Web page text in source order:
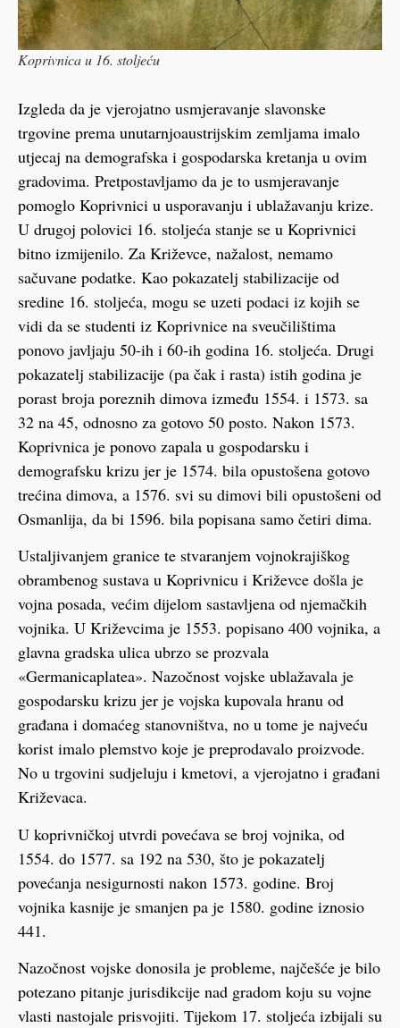
Koprivnica u 16. stoljeću
Izgleda da je vjerojatno usmjeravanje slavonske
trgovine prema unutarnjoaustrijskim zemljama imalo
utjecaj na demografska i gospodarska kretanja u ovim
gradovima. Pretpostavljamo da je to usmjeravanje
pomoglo Koprivnici u usporavanju i ublažavanju krize.
U drugoj polovici 16. stoljeća stanje se u Koprivnici
bitno izmijenilo. Za Križevce, nažalost, nemamo
sačuvane podatke. Kao pokazatelj stabilizacije od
sredine 16. stoljeća, mogu se uzeti podaci iz kojih se
vidi da se studenti iz Koprivnice na sveučilištima
ponovo javljaju 50-ih i 60-ih godina 16. stoljeća. Drugi
pokazatelj stabilizacije (pa čak i rasta) istih godina je
porast broja poreznih dimova između 1554. i 1573. sa
32 na 45, odnosno za gotovo 50 posto. Nakon 1573.
Koprivnica je ponovo zapala u gospodarsku i
demografsku krizu jer je 1574. bila opustošena gotovo
trećina dimova, a 1576. svi su dimovi bili opustošeni od
Osmanlija, da bi 1596. bila popisana samo četiri dima.
Ustaljivanjem granice te stvaranjem vojnokrajiškog
obrambenog sustava u Koprivnicu i Križevce došla je
vojna posada, većim dijelom sastavljena od njemačkih
vojnika. U Križevcima je 1553. popisano 400 vojnika, a
glavna gradska ulica ubrzo se prozvala
«Germanicaplatea». Nazočnost vojske ublažavala je
gospodarsku krizu jer je vojska kupovala hranu od
građana i domaćeg stanovništva, no u tome je najveću
korist imalo plemstvo koje je preprodavalo proizvode.
No u trgovini sudjeluju i kmetovi, a vjerojatno i građani
Križevaca.
U koprivničkoj utvrdi povećava se broj vojnika, od
1554. do 1577. sa 192 na 530, što je pokazatelj
povećanja nesigurnosti nakon 1573. godine. Broj
vojnika kasnije je smanjen pa je 1580. godine iznosio
441.
Nazočnost vojske donosila je probleme, najčešće je bilo
potezano pitanje jurisdikcije nad gradom koju su vojne
vlasti nastojale prisvojiti. Tijekom 17. stoljeća izbijali su